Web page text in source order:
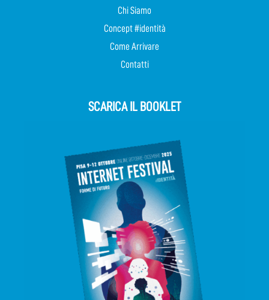
Chi Siamo
Concept #identità
Come Arrivare
Contatti
SCARICA IL BOOKLET